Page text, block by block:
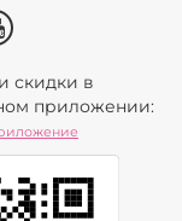
скидки в
приложении: